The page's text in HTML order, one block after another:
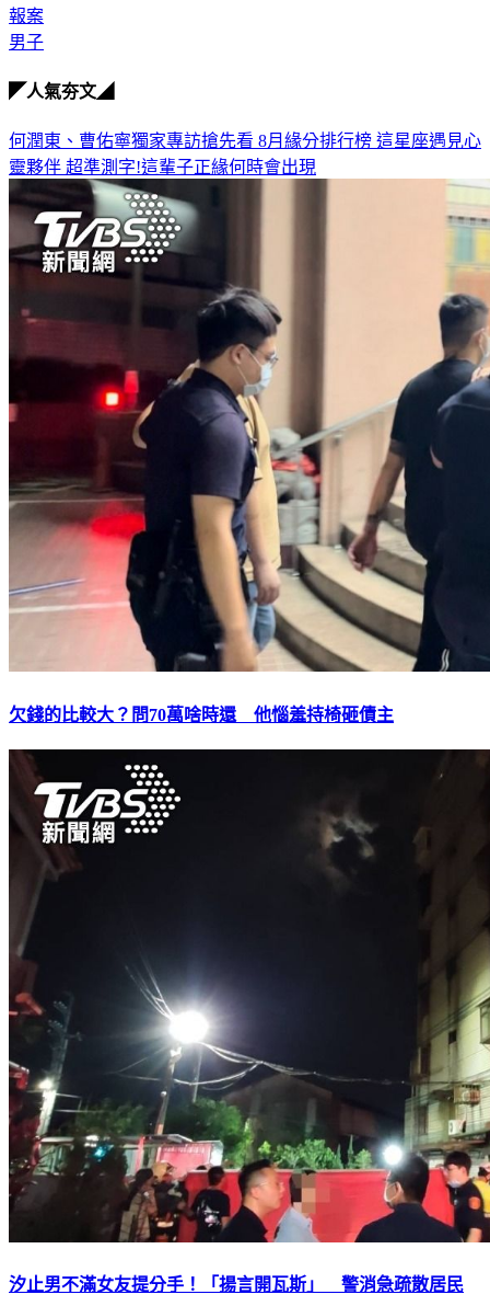
報案
男子
◤人氣夯文◢
何潤東、曹佑寧獨家專訪搶先看 8月緣分排行榜 這星座遇見心
靈夥伴 超準測字!這輩子正緣何時會出現
欠錢的比較大？問70萬啥時還 他惱羞持椅砸債主
汐止男不滿女友提分手！「揚言開瓦斯」 警消急疏散居民